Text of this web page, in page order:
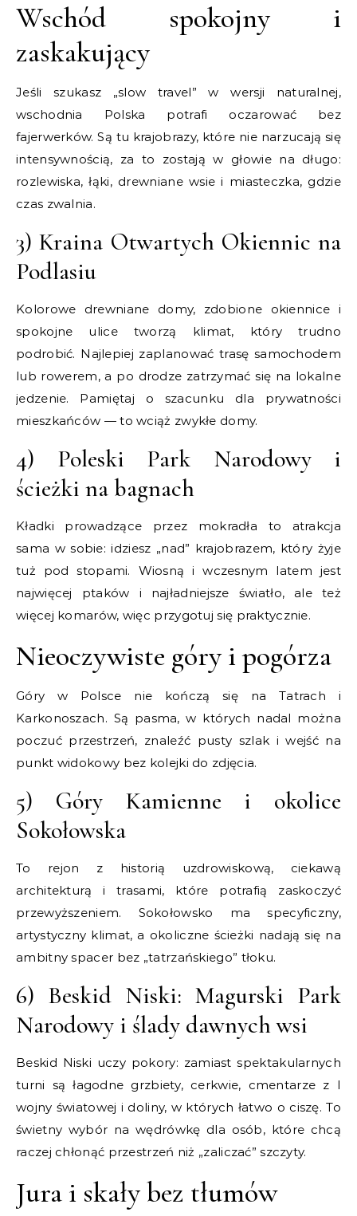
Wschód spokojny i
zaskakujący
Jeśli szukasz „slow travel” w wersji naturalnej,
wschodnia Polska potrafi oczarować bez
fajerwerków. Są tu krajobrazy, które nie narzucają się
intensywnością, za to zostają w głowie na długo:
rozlewiska, łąki, drewniane wsie i miasteczka, gdzie
czas zwalnia.
3) Kraina Otwartych Okiennic na
Podlasiu
Kolorowe drewniane domy, zdobione okiennice i
spokojne ulice tworzą klimat, który trudno
podrobić. Najlepiej zaplanować trasę samochodem
lub rowerem, a po drodze zatrzymać się na lokalne
jedzenie. Pamiętaj o szacunku dla prywatności
mieszkańców — to wciąż zwykłe domy.
4) Poleski Park Narodowy i
ścieżki na bagnach
Kładki prowadzące przez mokradła to atrakcja
sama w sobie: idziesz „nad” krajobrazem, który żyje
tuż pod stopami. Wiosną i wczesnym latem jest
najwięcej ptaków i najładniejsze światło, ale też
więcej komarów, więc przygotuj się praktycznie.
Nieoczywiste góry i pogórza
Góry w Polsce nie kończą się na Tatrach i
Karkonoszach. Są pasma, w których nadal można
poczuć przestrzeń, znaleźć pusty szlak i wejść na
punkt widokowy bez kolejki do zdjęcia.
5) Góry Kamienne i okolice
Sokołowska
To rejon z historią uzdrowiskową, ciekawą
architekturą i trasami, które potrafią zaskoczyć
przewyższeniem. Sokołowsko ma specyficzny,
artystyczny klimat, a okoliczne ścieżki nadają się na
ambitny spacer bez „tatrzańskiego” tłoku.
6) Beskid Niski: Magurski Park
Narodowy i ślady dawnych wsi
Beskid Niski uczy pokory: zamiast spektakularnych
turni są łagodne grzbiety, cerkwie, cmentarze z I
wojny światowej i doliny, w których łatwo o ciszę. To
świetny wybór na wędrówkę dla osób, które chcą
raczej chłonąć przestrzeń niż „zaliczać” szczyty.
Jura i skały bez tłumów